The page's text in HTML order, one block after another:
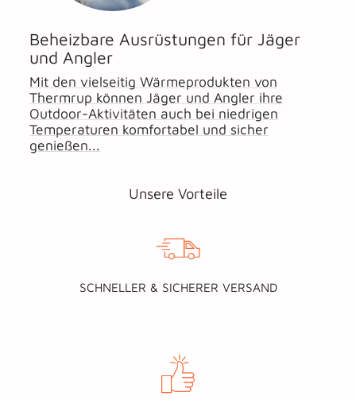
Beheizbare Ausrüstungen für Jäger
und Angler
Mit den vielseitig Wärmeprodukten von
Thermrup können Jäger und Angler ihre
Outdoor-Aktivitäten auch bei niedrigen
Temperaturen komfortabel und sicher
genießen...
Unsere Vorteile
SCHNELLER & SICHERER VERSAND